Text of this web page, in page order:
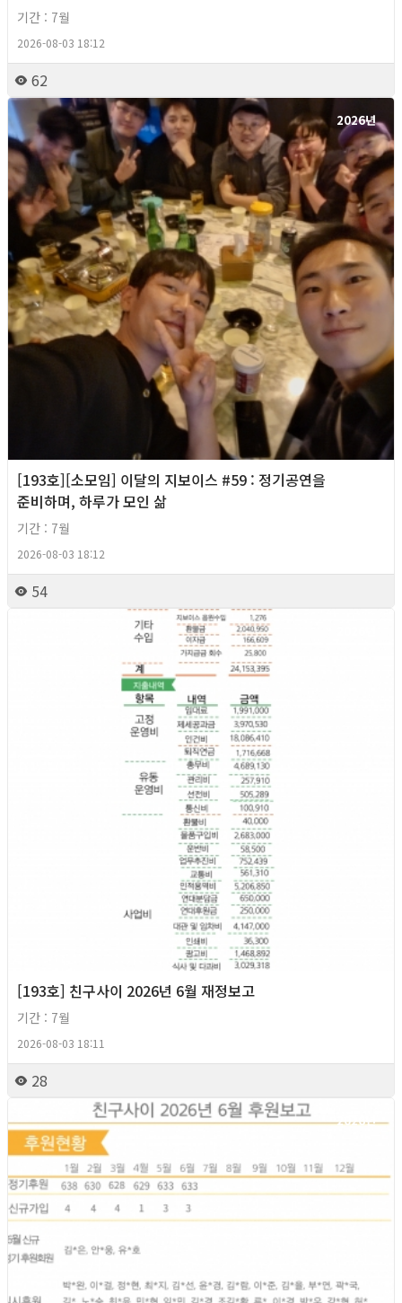
기간 : 7월
2026-08-03 18:12
62
2026년
[193호][소모임] 이달의 지보이스 #59 : 정기공연을
준비하며, 하루가 모인 삶
기간 : 7월
2026-08-03 18:12
54
[193호] 친구사이 2026년 6월 재정보고
기간 : 7월
2026-08-03 18:11
28
2026년